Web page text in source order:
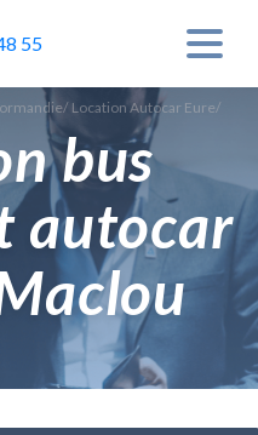
55
/ Location Autocar Eure/
bus
autocar